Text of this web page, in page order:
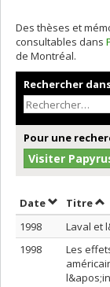
Des thèses et
consultables dans
de Montréal.
Rechercher
Pour une
Visiter
DateTrier par
Titre
1998
Laval et
1998
Les